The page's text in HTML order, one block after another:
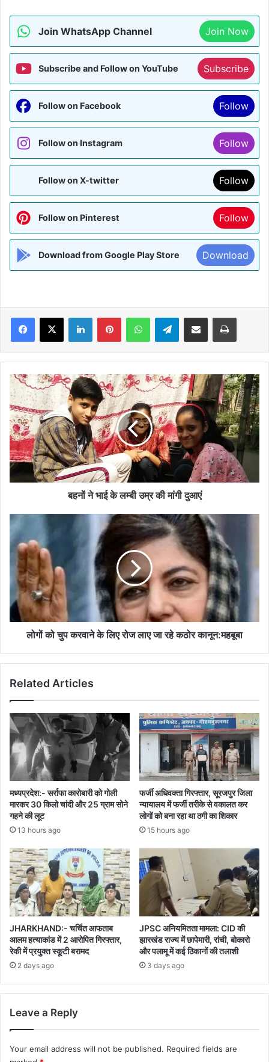
Join WhatsApp Channel Join Now
Subscribe and Follow on YouTube Subscribe
Follow on Facebook Follow
Follow on Instagram Follow
Follow on X-twitter Follow
Follow on Pinterest Follow
Download from Google Play Store Download
Facebook
X LinkedInPinterestWhatsAppTelegramShare via Email Print
बहनों
ने
भाई
के
लम्बी
उम्र
की
मांगी
दुआएं
बहनों ने भाई के लम्बी उम्र की मांगी दुआएं
लोगों
को
चुप
करवाने
लिए
लाए
जा
लोगों को चुप करवाने के लिए रोज लाए जा रहे कठोर कानून:महबूबा
Related Articles
मध्यप्रदेश:- सर्राफा कारोबारी को गोली
मारकर 30 किलो चांदी और 25 ग्राम सोने
गहने की लूट
13 hours ago
फर्जी अधिवक्ता गिरफ्तार, सूरजपुर जिला
न्यायालय में फर्जी तरीके से वकालत कर
लोगों को बना रहा था ठगी का शिकार
15 hours ago
JHARKHAND:- चर्चित आफताब
आलम हत्याकांड में 2 आरोपित गिरफ्तार,
रेकी में प्रयुक्त स्कूटी बरामद
2 days ago
JPSC अनियमितता मामला: CID की
झारखंड राज्य में छापेमारी, रांची, बोकारो
और पलामू में कई ठिकानों की तलाशी
3 days ago
Leave a Reply
Your email address will not be published. Required fields are